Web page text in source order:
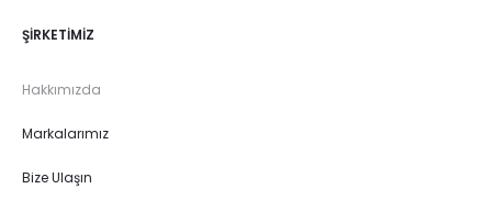
ŞIRKETIMIZ
Hakkımızda
Markalarımız
Bize Ulaşın